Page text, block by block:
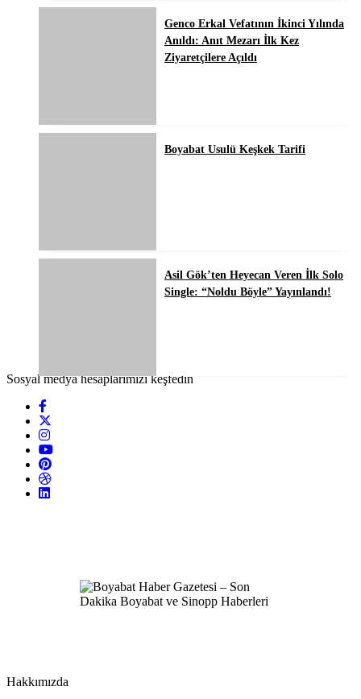
Genco Erkal Vefatının İkinci Yılında
Anıldı: Anıt Mezarı İlk Kez
Ziyaretçilere Açıldı
Boyabat Usulü Keşkek Tarifi
Asil Gök’ten Heyecan Veren İlk Solo
Single: “Noldu Böyle” Yayınlandı!
Sosyal medya hesaplarımızı keşfedin
Hakkımızda